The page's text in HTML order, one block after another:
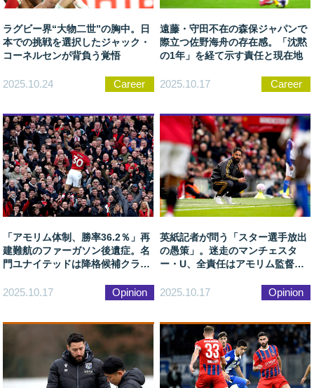
ラグビー界“大物二世”の胸中。日
本での挑戦を選択したジャック・
コーネルセンが背負う覚悟
2025.10.24 Career
遠藤・守田不在の森保ジャパンで
際立つ佐野海舟の存在感。「沈黙
の1年」を経て示す責任と現在地
2025.10.17 Career
「アモリム体制、勝率36.2％」再
建難航のファーガソン後遺症。名
門ユナイテッドは降格候補クラブ
2025.10.17 Opinion
英紙記者が問う「スター選手放出
の愚策」。迷走のマンチェスタ
ー・U、全責任はアモリム監督に
2025.10.17 Opinion